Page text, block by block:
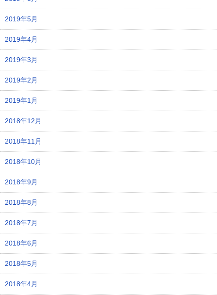
2019年5月
2019年4月
2019年3月
2019年2月
2019年1月
2018年12月
2018年11月
2018年10月
2018年9月
2018年8月
2018年7月
2018年6月
2018年5月
2018年4月